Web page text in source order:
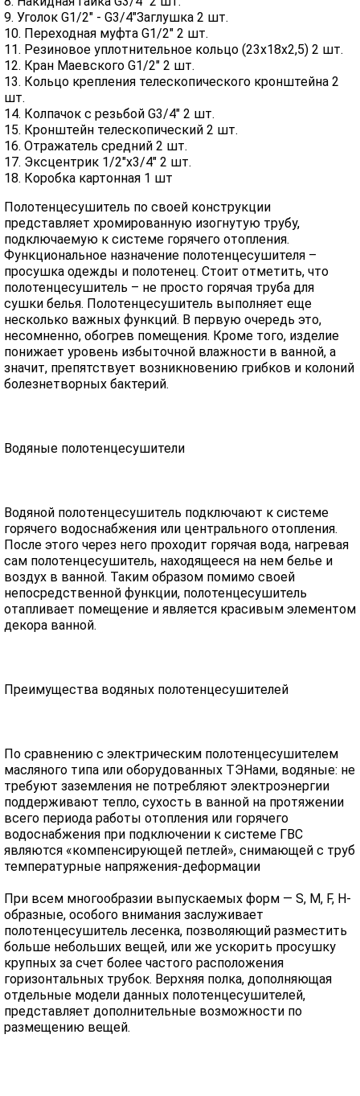
9. Уголок G1/2" - G3/4"Заглушка 2 шт.
10. Переходная муфта G1/2" 2 шт.
11. Резиновое уплотнительное кольцо (23х18х2,5) 2 шт.
12. Кран Маевского G1/2" 2 шт.
13. Кольцо крепления телескопического кронштейна 2
шт.
14. Колпачок с резьбой G3/4" 2 шт.
15. Кронштейн телескопический 2 шт.
16. Отражатель средний 2 шт.
17. Эксцентрик 1/2"х3/4" 2 шт.
18. Коробка картонная 1 шт
Полотенцесушитель по своей конструкции
представляет хромированную изогнутую трубу,
подключаемую к системе горячего отопления.
Функциональное назначение полотенцесушителя –
просушка одежды и полотенец. Стоит отметить, что
полотенцесушитель – не просто горячая труба для
сушки белья. Полотенцесушитель выполняет еще
несколько важных функций. В первую очередь это,
несомненно, обогрев помещения. Кроме того, изделие
понижает уровень избыточной влажности в ванной, а
значит, препятствует возникновению грибков и колоний
болезнетворных бактерий.
Водяные полотенцесушители
Водяной полотенцесушитель подключают к системе
горячего водоснабжения или центрального отопления.
После этого через него проходит горячая вода, нагревая
сам полотенцесушитель, находящееся на нем белье и
воздух в ванной. Таким образом помимо своей
непосредственной функции, полотенцесушитель
отапливает помещение и является красивым элементом
декора ванной.
Преимущества водяных полотенцесушителей
По сравнению с электрическим полотенцесушителем
масляного типа или оборудованных ТЭНами, водяные: не
требуют заземления не потребляют электроэнергии
поддерживают тепло, сухость в ванной на протяжении
всего периода работы отопления или горячего
водоснабжения при подключении к системе ГВС
являются «компенсирующей петлей», снимающей с труб
температурные напряжения-деформации
При всем многообразии выпускаемых форм — S, M, F, H-
образные, особого внимания заслуживает
полотенцесушитель лесенка, позволяющий разместить
больше небольших вещей, или же ускорить просушку
крупных за счет более частого расположения
горизонтальных трубок. Верхняя полка, дополняющая
отдельные модели данных полотенцесушителей,
представляет дополнительные возможности по
размещению вещей.